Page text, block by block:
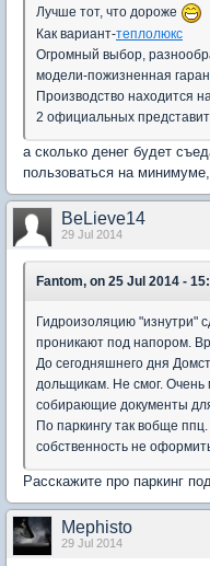
Лучше тот, что дороже
Как вариант-теплолюкс
Огромный выбор,
модели-пожизненная
Производство находится
2 официальных
а сколько денег будет
пользоваться на
BeLieve14
29 Jul 2014
Fantom, on 25 Jul 2014 -
Гидроизоляцию "изнутри"
проникают под напором.
До сегодняшнего дня
дольщикам. Не смог. Очень
собирающие документы
По паркингу так вобще
собственность не
Расскажите про паркинг
Mephisto
29 Jul 2014